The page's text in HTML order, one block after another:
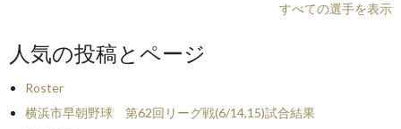
すべての選手を表示
人気の投稿とページ
Roster
横浜市早朝野球 第62回リーグ戦(6/14,15)試合結果